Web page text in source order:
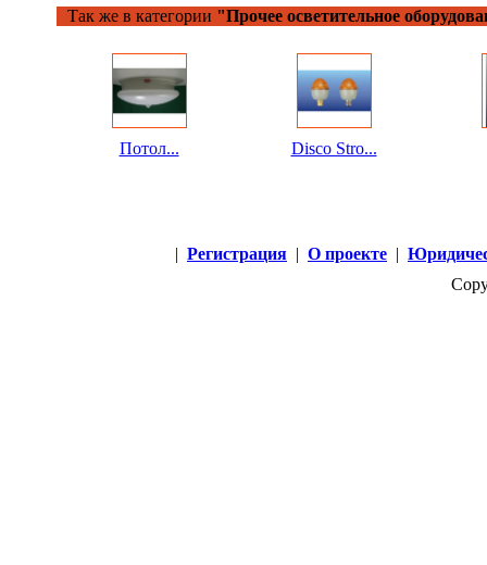
Так же в категории "Прочее осветительное
Потол... Disco Stro...
| Регистрация | О проекте |